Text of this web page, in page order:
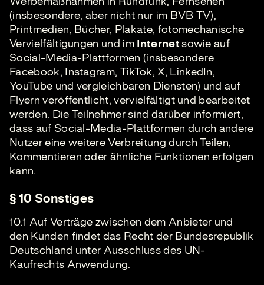
(insbesondere, aber nicht nur im BVB TV),
Printmedien, Bücher, Plakate, fotomechanische
Vervielfältigungen und im Internetsowie auf
Social-Media-Plattformen (insbesondere
Facebook, Instagram, TikTok, X, LinkedIn,
YouTube und vergleichbaren Diensten) und auf
Flyern veröffentlicht, vervielfältigt und bearbeitet
werden. Die Teilnehmer sind darüber informiert,
dass auf Social-Media-Plattformen durch andere
Nutzer eine weitere Verbreitung durch Teilen,
Kommentieren oder ähnliche Funktionen erfolgen
kann.
§ 10 Sonstiges
10.1 Auf Verträge zwischen dem Anbieter und
den Kunden findet das Recht der Bundesrepublik
Deutschland unter Ausschluss des UN-
Kaufrechts Anwendung.